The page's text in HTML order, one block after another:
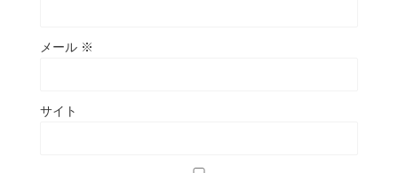
メール ※
サイト